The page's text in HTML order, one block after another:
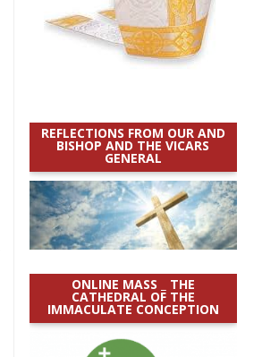
REFLECTIONS FROM OUR AND
BISHOP AND THE VICARS
GENERAL
ONLINE MASS _ THE
CATHEDRAL OF THE
IMMACULATE CONCEPTION